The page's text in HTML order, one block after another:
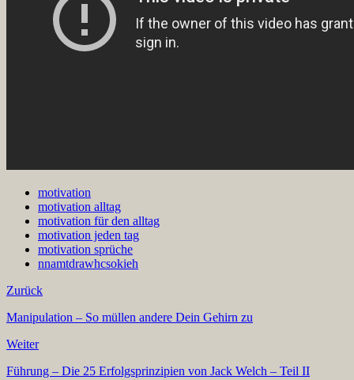
motivation
motivation alltag
motivation für den alltag
motivation jeden tag
motivation sprüche
nnamtdrawhcsokieh
Zurück
Manipulation – So müllen andere Dein Gehirn zu
Weiter
Führung – Die 25 Erfolgsprinzipien von Jack Welch – Teil II